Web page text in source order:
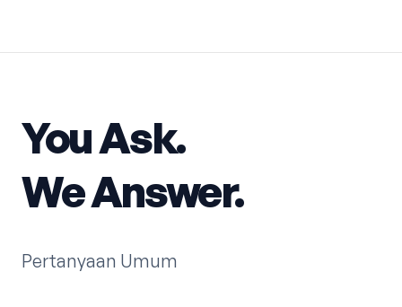
You Ask.
We Answer.
Pertanyaan Umum